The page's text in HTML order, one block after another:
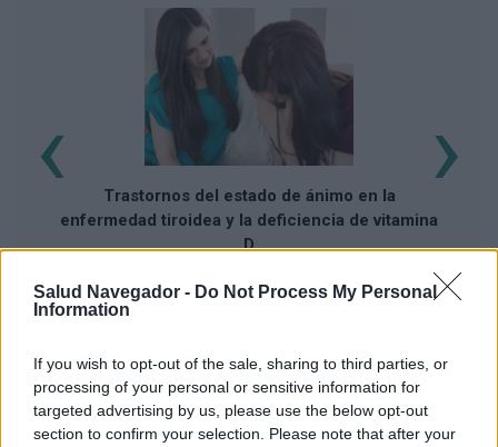
Salud Navegador - Do Not Process My Personal
Information
If you wish to opt-out of the sale, sharing to third parties, or
processing of your personal or sensitive information for
targeted advertising by us, please use the below opt-out
section to confirm your selection. Please note that after your
Trastornos del estado de ánimo en la
enfermedad tiroidea y la deficiencia de vitamina
D
‹ ›
Publicidad: